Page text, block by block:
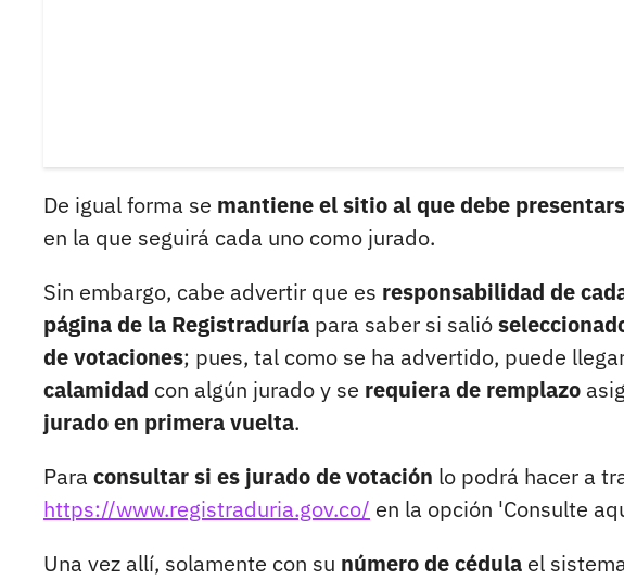
De igual forma se mantiene el sitio al que debe
en la que seguirá cada uno como jurado.
Sin embargo, cabe advertir que es responsabilidad de
página de la Registraduría para saber si salió
de votaciones; pues, tal como se ha advertido, puede
calamidad con algún jurado y se requiera de remplazo
jurado en primera vuelta.
Para consultar si es jurado de votación lo podrá hacer a
https://www.registraduria.gov.co/ en la opción 'Consulte
Una vez allí, solamente con su número de cédula el